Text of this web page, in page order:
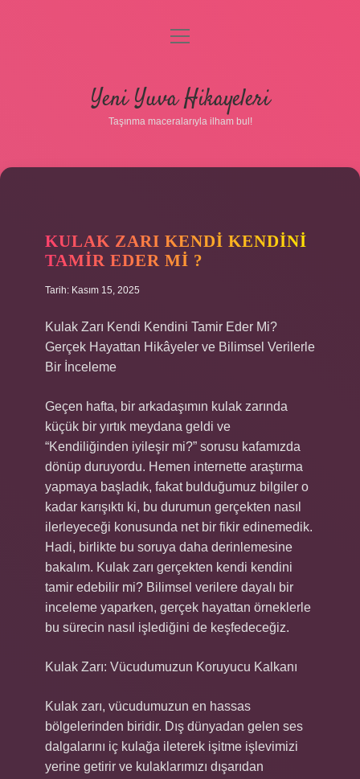
Gizlilik Politikası
Hakkımızda
menüyü
Yeni Yuva Hikayeleri
Taşınma maceralarıyla ilham bul!
KULAK ZARI KENDI KENDINI
TAMIR EDER MI ?
Tarih: Kasım 15, 2025
Kulak Zarı Kendi Kendini Tamir Eder Mi?
Gerçek Hayattan Hikâyeler ve Bilimsel Verilerle
Bir İnceleme
Geçen hafta, bir arkadaşımın kulak zarında
küçük bir yırtık meydana geldi ve
“Kendiliğinden iyileşir mi?” sorusu kafamızda
dönüp duruyordu. Hemen internette araştırma
yapmaya başladık, fakat bulduğumuz bilgiler o
kadar karışıktı ki, bu durumun gerçekten nasıl
ilerleyeceği konusunda net bir fikir edinemedik.
Hadi, birlikte bu soruya daha derinlemesine
bakalım. Kulak zarı gerçekten kendi kendini
tamir edebilir mi? Bilimsel verilere dayalı bir
inceleme yaparken, gerçek hayattan örneklerle
bu sürecin nasıl işlediğini de keşfedeceğiz.
Kulak Zarı: Vücudumuzun Koruyucu Kalkanı
Kulak zarı, vücudumuzun en hassas
bölgelerinden biridir. Dış dünyadan gelen ses
dalgalarını iç kulağa ileterek işitme işlevimizi
yerine getirir ve kulaklarımızı dışarıdan